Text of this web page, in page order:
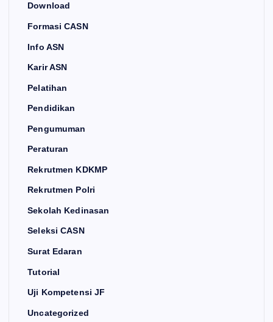
Download
Formasi CASN
Info ASN
Karir ASN
Pelatihan
Pendidikan
Pengumuman
Peraturan
Rekrutmen KDKMP
Rekrutmen Polri
Sekolah Kedinasan
Seleksi CASN
Surat Edaran
Tutorial
Uji Kompetensi JF
Uncategorized